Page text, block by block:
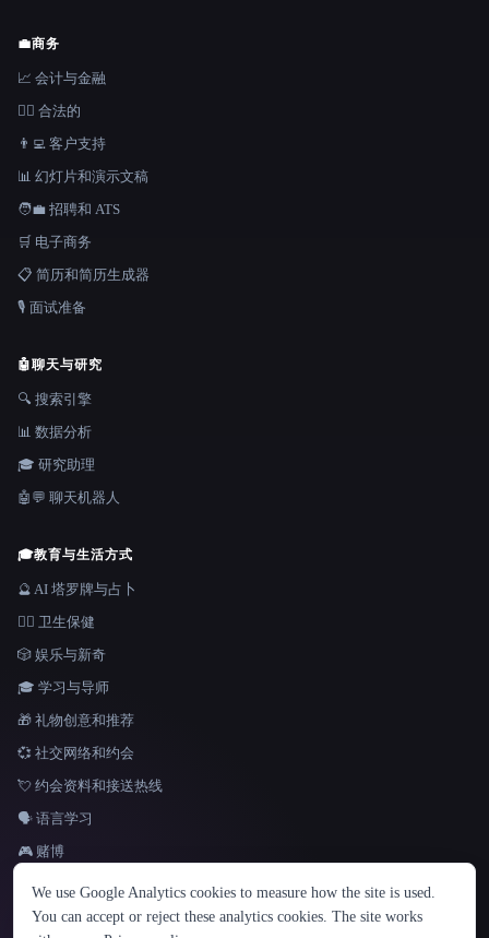
语言
English español Français Русский 简体中文
Hindi
💼商务
📈 会计与金融
👩‍⚖️ 合法的
👨‍💻 客户支持
📊 幻灯片和演示文稿
🧑‍💼 招聘和 ATS
🛒 电子商务
📋 简历和简历生成器
🎙️ 面试准备
🤖聊天与研究
🔍 搜索引擎
📊 数据分析
🎓 研究助理
🤖💬 聊天机器人
🎓教育与生活方式
🔮 AI 塔罗牌与占卜
👩‍⚕️ 卫生保健
🎲 娱乐与新奇
🎓 学习与导师
🎁 礼物创意和推荐
💞 社交网络和约会
💘 约会资料和接送热线
🗣️ 语言学习
🎮 赌博
We use Google Analytics cookies to measure how the site is used.
You can accept or reject these analytics cookies. The site works